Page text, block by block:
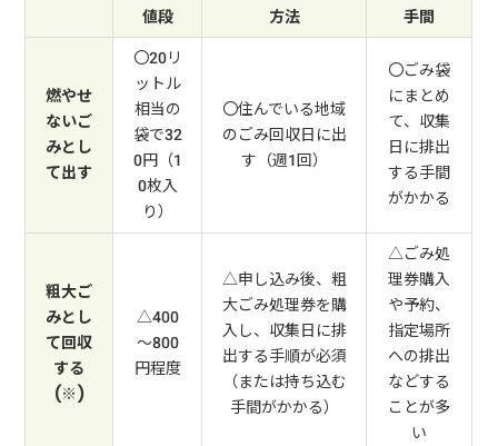
値段 方法 手間
燃やせ
ないご
みとし
て出す
〇20リ
ットル
相当の
袋で32
0円（1
0枚入
り）
〇住んでいる地域
のごみ回収日に出
す（週1回）
〇ごみ袋
にまとめ
て、収集
日に排出
する手間
がかかる
粗大ご
みとし
て回収
する
(※)
△400
～800
円程度
△申し込み後、粗
大ごみ処理券を購
入し、収集日に排
出する手順が必須
（または持ち込む
手間がかかる）
△ごみ処
理券購入
や予約、
指定場所
への排出
などする
ことが多
い